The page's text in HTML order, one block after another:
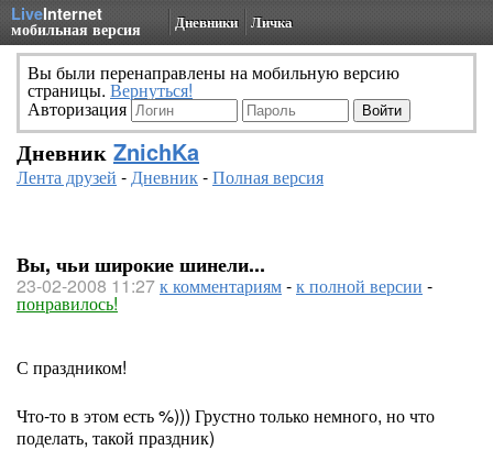
LiveInternet
мобильная версия Дневники Личка
Вы были перенаправлены на мобильную версию
страницы. Вернуться!
Авторизация
Дневник ZnichKa
Лента друзей -Дневник-Полная версия
Вы, чьи широкие шинели...
23-02-2008 11:27к комментариям-к полной версии -
понравилось!
С праздником!
Что-то в этом есть %))) Грустно только немного, но что
поделать, такой праздник)